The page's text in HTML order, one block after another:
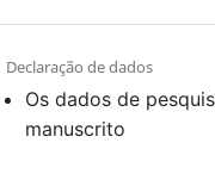
Declaração de dados
Os dados de
manuscrito